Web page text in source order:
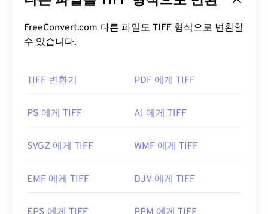
구조를 가지고 있어 JPEG, 무손실 압축 이미지 파일,
레이어가 있는 이미지 또는 페이지 이미지의
TIFF 파일을 어떻게 여나요?
TIFF 파일을 여는 데 가장 많이 사용되는 프로그램은
Preview입니다. 무료로 사용할 수 있는 독립 프로그
램으로는 XnView MP
가 있습니다. TIFF 파일을 여는
램을 사용할 수도 있습니다.
FreeConvert.com 다른 파일도 TIFF 형식으로 변환할
수 있습니다.
TIFF 변환기 PDF 에게 TIFF
PS 에게 TIFF AI 에게 TIFF
SVGZ 에게 TIFF WMF 에게 TIFF
EMF 에게 TIFF DJV 에게 TIFF